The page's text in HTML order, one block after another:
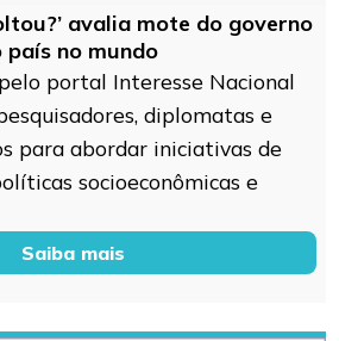
avalia mote do governo
no mundo
portal Interesse Nacional
diplomatas e
para abordar iniciativas de
socioeconômicas e
Saiba mais